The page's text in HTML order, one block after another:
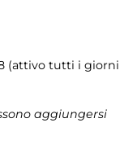
(attivo tutti i giorni
aggiungersi